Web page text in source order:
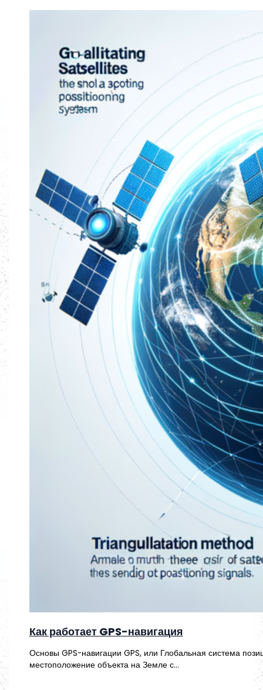
Как работает GPS-навигация
Основы GPS-навигации GPS, или Глобальная система
местоположение объекта на Земле с…